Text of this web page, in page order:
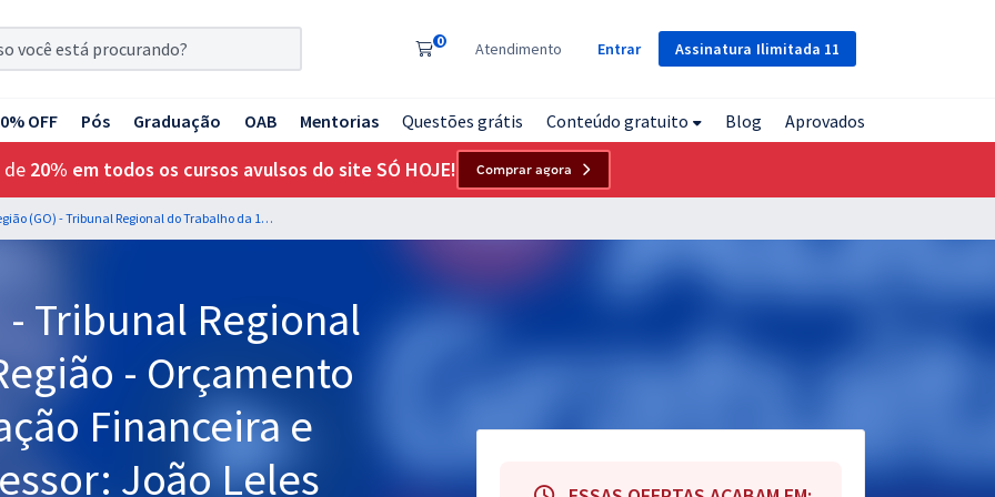
Assinatura Ilimitada 11
0 Atendimento Entrar
OFF Pós Graduação OAB Mentorias Questões grátis Conteúdo gratuito Blog Aprovados
de 20% em todos os cursos avulsos do site SÓ HOJE! Comprar agora
TRT 18ª Região (GO) - Tribunal Regional do Trabalho da 18ª Região - Orçamento Público e Administração Financeira e Orçamentária - Professor: João Leles
- Tribunal Regional
- Orçamento
Financeira e
João Leles